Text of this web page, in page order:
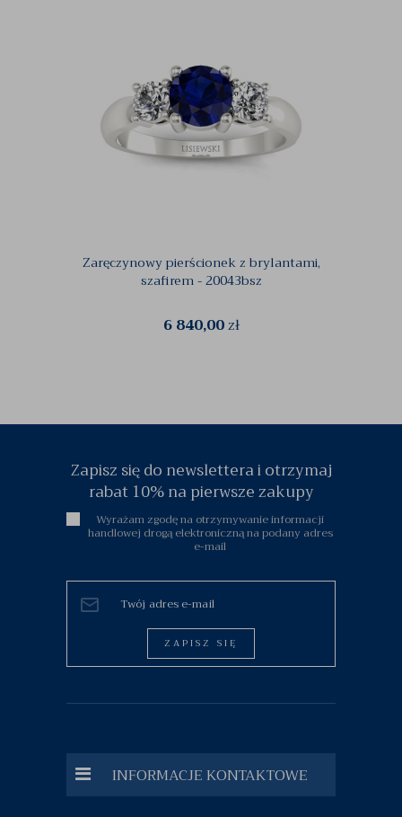
Zaręczynowy pierścionek z brylantami,
szafirem - 20043bsz
6 840,00zł
Zapisz się do newslettera i otrzymaj
rabat 10% na pierwsze zakupy
Wyrażam zgodę na otrzymywanie informacji
handlowej drogą elektroniczną na podany adres
e-mail
ZAPISZ SIĘ
INFORMACJE KONTAKTOWE